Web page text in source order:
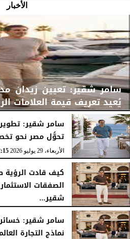
الأخبار
سامر شقير: تعيين زيدان
يُعيد تعريف قيمة العلامات
الأربعاء، 29 يوليو 2026 02:25 مـ
سامر شقير:
تحوُّل مصر نحو
الأربعاء، 29 يوليو 2026
كيف قادت الرؤية
الصفقات
شقير...
الثلاثاء، 28 يوليو 2026 03:49 مـ
نماذج التجارة